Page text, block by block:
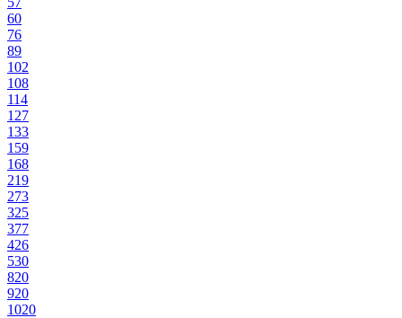
60
76
89
102
108
114
127
133
159
168
219
273
325
377
426
530
820
920
1020